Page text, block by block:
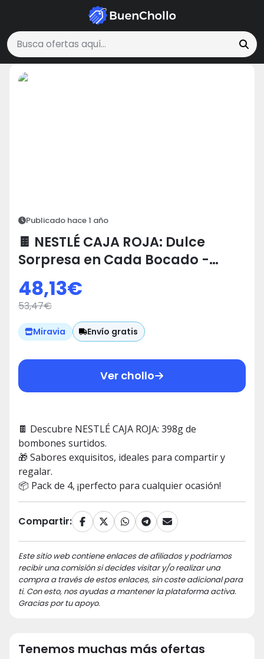
Buscar ofertas
Productos gourmet y especialidades🍫 NESTLÉ CAJA ROJA: Dulce Sorpresa
Publicado hace 1 año
🍫 NESTLÉ CAJA ROJA: Dulce
Sorpresa en Cada Bocado -
Pack de 4
48,13€
53,47€
Miravia Envío gratis
Ver chollo
🍫 Descubre NESTLÉ CAJA ROJA: 398g de
bombones surtidos.
🎁 Sabores exquisitos, ideales para compartir y
regalar.
📦 Pack de 4, ¡perfecto para cualquier ocasión!
Compartir:
Este sitio web contiene enlaces de afiliados y podríamos
recibir una comisión si decides visitar y/o realizar una
compra a través de estos enlaces, sin coste adicional para
ti. Con esto, nos ayudas a mantener la plataforma activa.
Gracias por tu apoyo.
Tenemos muchas más ofertas